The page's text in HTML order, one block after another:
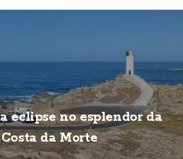
eclipse no esplendor da
da Morte